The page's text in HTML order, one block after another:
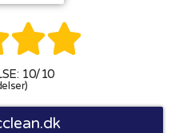

10/10